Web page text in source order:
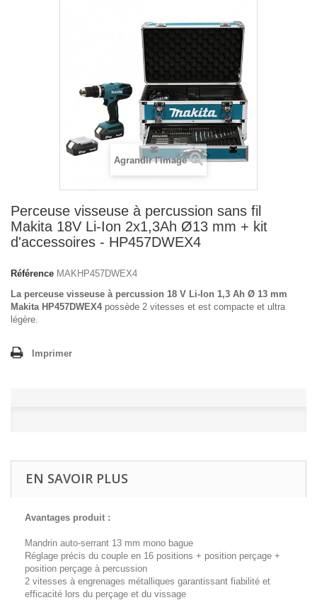
Agrandir l'image
Perceuse visseuse à percussion sans fil
Makita 18V Li-Ion 2x1,3Ah Ø13 mm + kit
d'accessoires - HP457DWEX4
Référence MAKHP457DWEX4
La perceuse visseuse à percussion 18 V Li-Ion 1,3 Ah Ø 13 mm
Makita HP457DWEX4 possède 2 vitesses et est compacte et ultra
légère.
Imprimer
EN SAVOIR PLUS
Avantages produit :
Mandrin auto-serrant 13 mm mono bague
Réglage précis du couple en 16 positions + position perçage +
position perçage à percussion
2 vitesses à engrenages métalliques garantissant fiabilité et
efficacité lors du perçage et du vissage